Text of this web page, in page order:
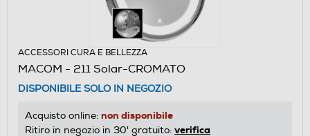
ACCESSORI CURA E BELLEZZA
MACOM - 211 Solar-CROMATO
DISPONIBILE SOLO IN NEGOZIO
Acquisto online: non disponibile
Ritiro in negozio in 30' gratuito: verifica